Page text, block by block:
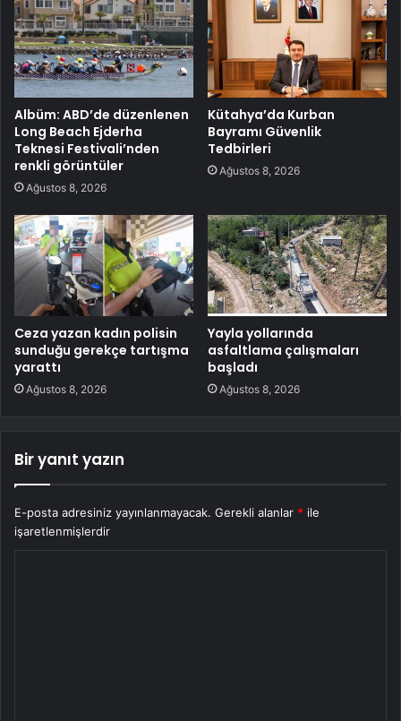
Albüm: ABD’de düzenlenen
Long Beach Ejderha
Teknesi Festivali’nden
renkli görüntüler
Ağustos 8, 2026
Kütahya’da Kurban
Bayramı Güvenlik
Tedbirleri
Ağustos 8, 2026
Ceza yazan kadın polisin
sunduğu gerekçe tartışma
yarattı
Ağustos 8, 2026
Yayla yollarında
asfaltlama çalışmaları
başladı
Ağustos 8, 2026
Bir yanıt yazın
E-posta adresiniz yayınlanmayacak. Gerekli alanlar * ile
işaretlenmişlerdir